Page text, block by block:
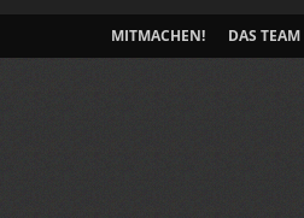
MITMACHEN! DAS TEAM